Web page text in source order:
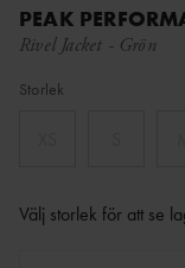
PEAK
Rivel Jacket - Grön
Storlek
Välj storlek för att se